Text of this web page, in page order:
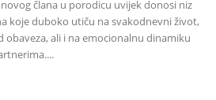
člana u porodicu uvijek donosi niz
koje duboko utiču na svakodnevni život,
obaveza, ali i na emocionalnu dinamiku